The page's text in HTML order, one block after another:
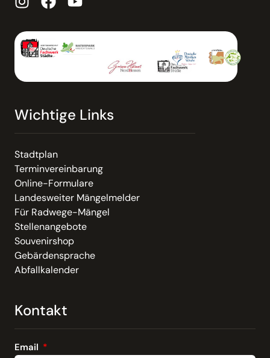
Wichtige Links
Stadtplan
Terminvereinbarung
Online-Formulare
Landesweiter Mängelmelder
Für Radwege-Mängel
Stellenangebote
Souvenirshop
Gebärdensprache
Abfallkalender
Kontakt
Email